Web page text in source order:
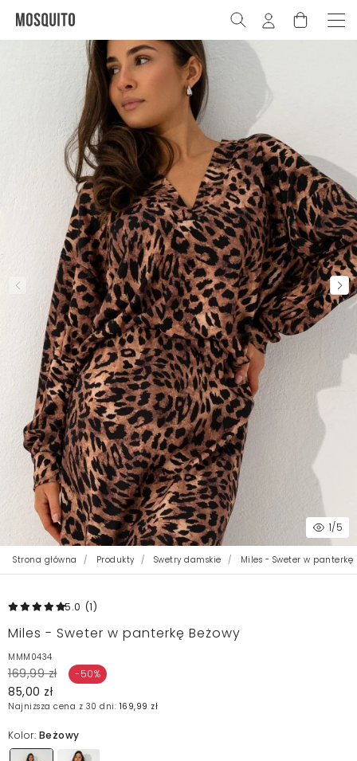
1/5
Strona główna Produkty Swetry damskie Miles - Sweter w panterkę
5.0 (1)
Miles - Sweter w panterkę Beżowy
MMM0434
169,99 zł -50%
85,00 zł
Najniższa cena z 30 dni: 169,99 zł
Kolor: Beżowy